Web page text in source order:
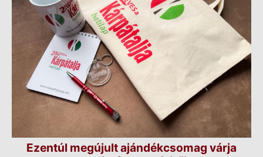
Ezentúl megújult ajándékcsomag várja